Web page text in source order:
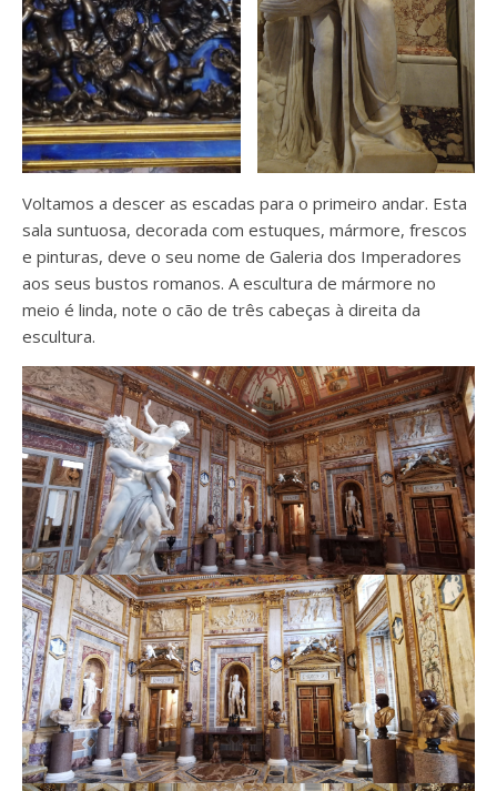
Voltamos a descer as escadas para o primeiro andar. Esta
sala suntuosa, decorada com estuques, mármore, frescos
e pinturas, deve o seu nome de Galeria dos Imperadores
aos seus bustos romanos. A escultura de mármore no
meio é linda, note o cão de três cabeças à direita da
escultura.